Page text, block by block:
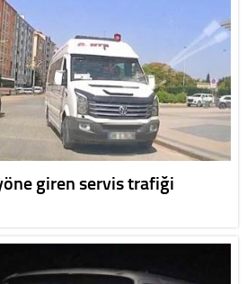
giren servis trafiği